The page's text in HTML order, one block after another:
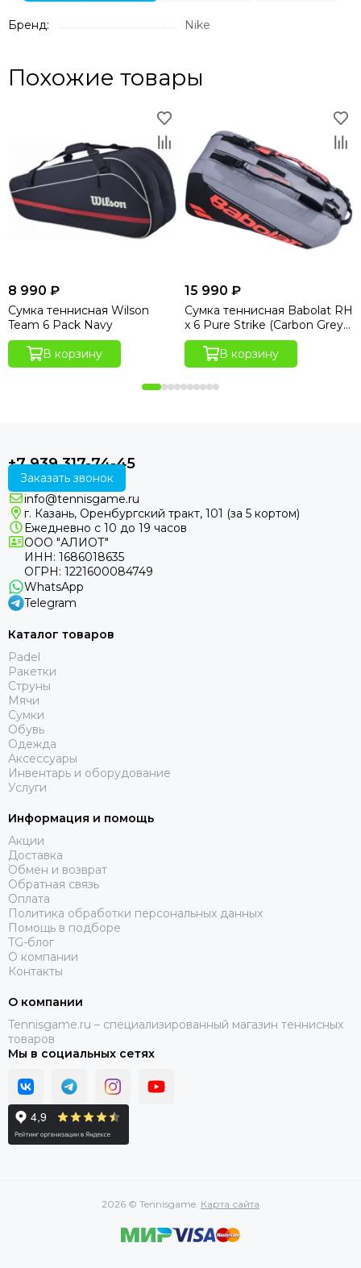
Бренд: Nike
Похожие товары
8 990 ₽
Сумка теннисная Wilson
Team 6 Pack Navy
В корзину
15 990 ₽
Сумка теннисная Babolat RH
x 6 Pure Strike (Carbon Grey
Edition)
В корзину
+7 939 317-74-45
Заказать звонок
info@tennisgame.ru
г. Казань, Оренбургский тракт, 101 (за 5 кортом)
Ежедневно с 10 до 19 часов
ООО "АЛИОТ"
ИНН: 1686018635
ОГРН: 1221600084749
WhatsApp
Telegram
Каталог товаров
Padel
Ракетки
Струны
Мячи
Сумки
Обувь
Одежда
Аксессуары
Инвентарь и оборудование
Услуги
Информация и помощь
Акции
Доставка
Обмен и возврат
Обратная связь
Оплата
Политика обработки персональных данных
Помощь в подборе
TG-блог
О компании
Контакты
О компании
Tennisgame.ru – специализированный магазин теннисных
товаров
Мы в социальных сетях
2026 © Tennisgame. Карта сайта